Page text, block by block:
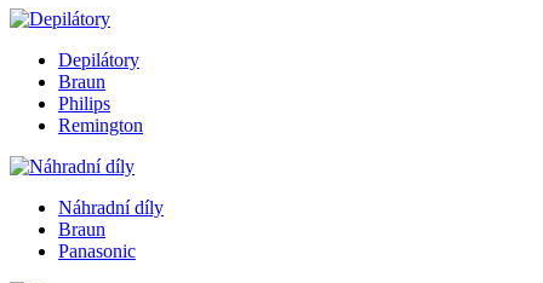
Depilátory
Braun
Philips
Remington
Náhradní díly
Braun
Panasonic